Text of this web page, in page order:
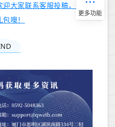
大家联系客服投稿，一
噢！